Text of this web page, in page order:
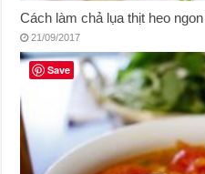
Cách làm chả lụa thịt heo
21/09/2017
Save